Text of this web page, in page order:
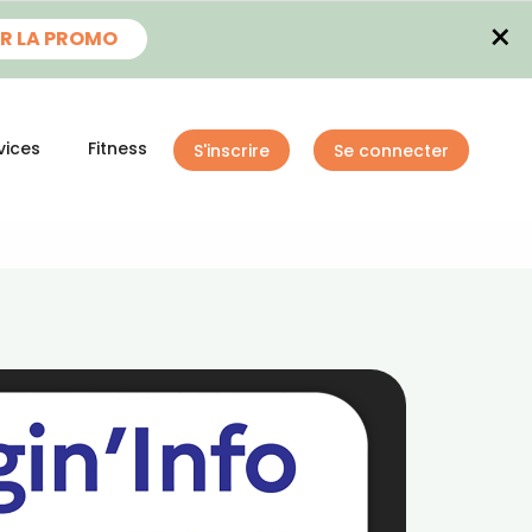
LA PROMO ×
Fitness S'inscrire Se connecter